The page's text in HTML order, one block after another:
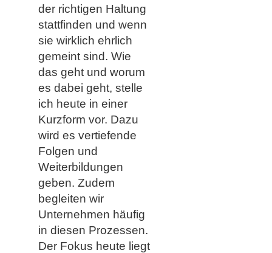
der richtigen Haltung
stattfinden und wenn
sie wirklich ehrlich
gemeint sind. Wie
das geht und worum
es dabei geht, stelle
ich heute in einer
Kurzform vor. Dazu
wird es vertiefende
Folgen und
Weiterbildungen
geben. Zudem
begleiten wir
Unternehmen häufig
in diesen Prozessen.
Der Fokus heute liegt